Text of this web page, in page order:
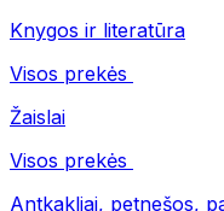
Knygos ir literatūra
Visos prekės
Žaislai
Visos prekės
Antkakliai, petnešos,